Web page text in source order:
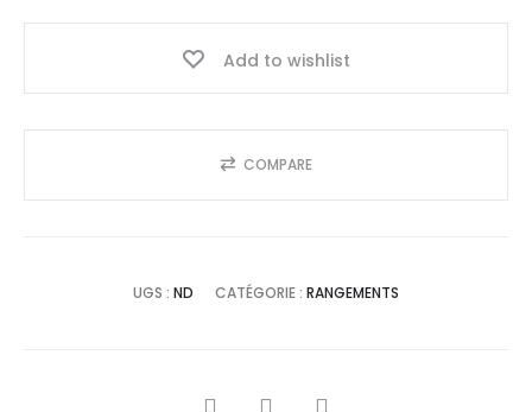
Add to wishlist
COMPARE
UGS : ND CATÉGORIE : RANGEMENTS
SHARE